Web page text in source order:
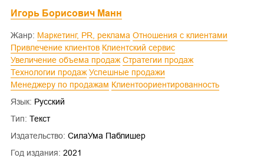
Игорь Борисович Манн
Жанр: Маркетинг, PR, реклама
Отношения с клиентами
Привлечение клиентов
Клиентский сервис
Увеличение объема продаж
Стратегии продаж
Технологии продаж
Успешные продажи
Менеджеру по продажам
Клиентоориентированность
Язык: Русский
Тип: Текст
Издательство: СилаУма Паблишер
Год издания: 2021